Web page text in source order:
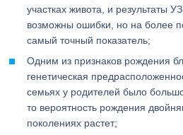
участках живота, и результаты
возможны ошибки, но на более
самый точный показатель;
Одним из признаков рождения
генетическая
семьях у родителей было
то вероятность рождения
поколениях растет;